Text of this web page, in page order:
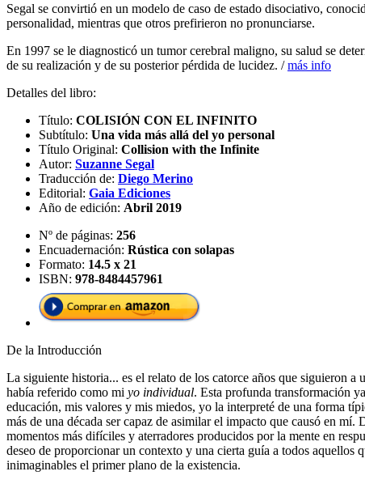
Segal se convirtió en un modelo de caso de estado disociativo,
personalidad, mientras que otros prefirieron no pronunciarse.
En 1997 se le diagnosticó un tumor cerebral maligno, su salud se
de su realización y de su posterior pérdida de lucidez. /más info
Detalles del libro:
Título: COLISIÓN CON EL INFINITO
Subtítulo: Una vida más allá del yo personal
Título Original: Collision with the Infinite
Autor: Suzanne Segal
Traducción de: Diego Merino
Editorial: Gaia Ediciones
Año de edición: Abril 2019
Nº de páginas: 256
Encuadernación: Rústica con solapas
Formato: 14.5 x 21
ISBN: 978-8484457961
De la Introducción
La siguiente historia... es el relato de los catorce años que siguieron
había referido como mi yo individual. Esta profunda transformación
educación, mis valores y mis miedos, yo la interpreté de una forma
más de una década ser capaz de asimilar el impacto que causó en
momentos más difíciles y aterradores producidos por la mente en
deseo de proporcionar un contexto y una cierta guía a todos aquellos
inimaginables el primer plano de la existencia.